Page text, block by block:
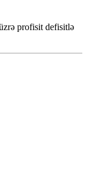
profisit defisitlə